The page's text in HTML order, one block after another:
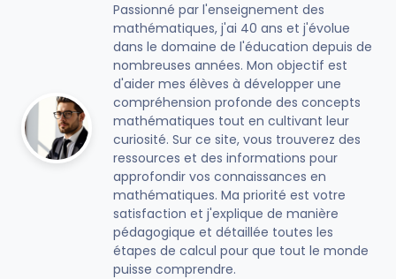
Passionné par l'enseignement des
mathématiques, j'ai 40 ans et j'évolue
dans le domaine de l'éducation depuis de
nombreuses années. Mon objectif est
d'aider mes élèves à développer une
compréhension profonde des concepts
mathématiques tout en cultivant leur
curiosité. Sur ce site, vous trouverez des
ressources et des informations pour
approfondir vos connaissances en
mathématiques. Ma priorité est votre
satisfaction et j'explique de manière
pédagogique et détaillée toutes les
étapes de calcul pour que tout le monde
puisse comprendre.